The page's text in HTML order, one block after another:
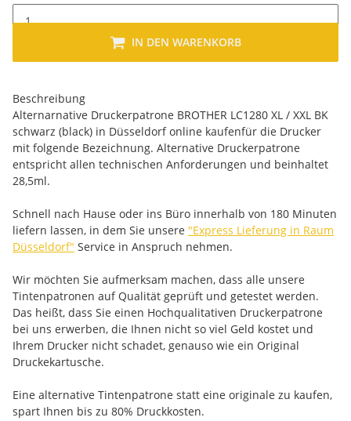
IN DEN WARENKORB
Beschreibung
Alternarnative Druckerpatrone BROTHER LC1280 XL / XXL BK
schwarz (black) in Düsseldorf online kaufenfür die Drucker
mit folgende Bezeichnung. Alternative Druckerpatrone
entspricht allen technischen Anforderungen und beinhaltet
28,5ml.
Schnell nach Hause oder ins Büro innerhalb von 180 Minuten
liefern lassen, in dem Sie unsere "Express Lieferung in Raum
Düsseldorf" Service in Anspruch nehmen.
Wir möchten Sie aufmerksam machen, dass alle unsere
Tintenpatronen auf Qualität geprüft und getestet werden.
Das heißt, dass Sie einen Hochqualitativen Druckerpatrone
bei uns erwerben, die Ihnen nicht so viel Geld kostet und
Ihrem Drucker nicht schadet, genauso wie ein Original
Druckekartusche.
Eine alternative Tintenpatrone statt eine originale zu kaufen,
spart Ihnen bis zu 80% Druckkosten.